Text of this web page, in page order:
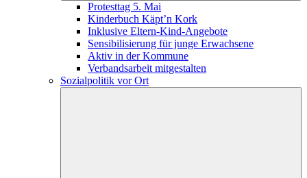
Protesttag 5. Mai
Kinderbuch Käpt’n Kork
Inklusive Eltern-Kind-Angebote
Sensibilisierung für junge Erwachsene
Aktiv in der Kommune
Verbandsarbeit mitgestalten
Sozialpolitik vor Ort